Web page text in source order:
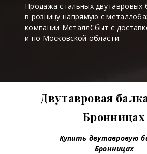
Продажа стальных двутавровых
в розницу напрямую с
компании МеталлСбыт с
и по Московской области.
Двутавровая
Бронницах
Купить двутавровую
Бронницах